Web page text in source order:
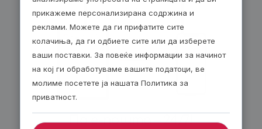
По е-пошта – 24/7!
прикажеме персонализирана содржина и
реклами. Можете да ги прифатите сите
колачиња, да ги одбиете сите или да изберете
ваши поставки. За повеќе информации за начинот
на кој ги обработуваме вашите податоци, ве
молиме посетете ја нашата Политика за
приватност.